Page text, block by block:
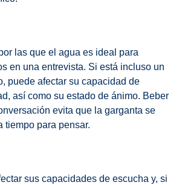
las que el agua es ideal para
en una entrevista. Si está incluso un
puede afectar su capacidad de
así como su estado de ánimo. Beber
evita que la garganta se
tiempo para pensar.
sus capacidades de escucha y, si